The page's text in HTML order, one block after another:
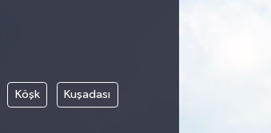
Köşk Kuşadası